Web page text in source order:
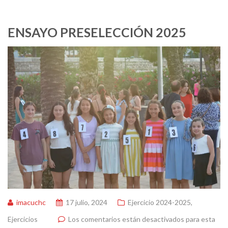
ENSAYO PRESELECCIÓN 2025
imacuchc 17 julio, 2024 Ejercicio 2024-2025,
Ejercicios
Los comentarios están desactivados para esta